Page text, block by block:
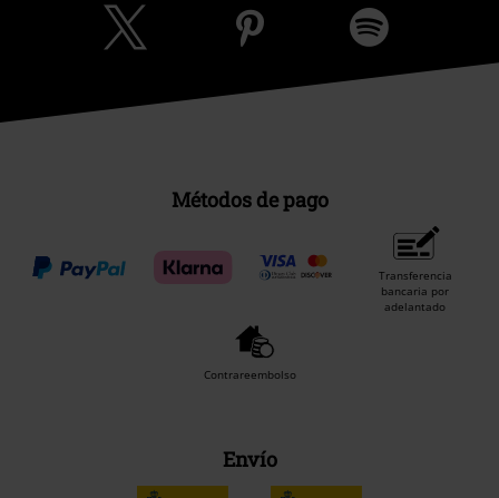
Métodos de pago
Transferencia
bancaria por
adelantado
Contrareembolso
Envío